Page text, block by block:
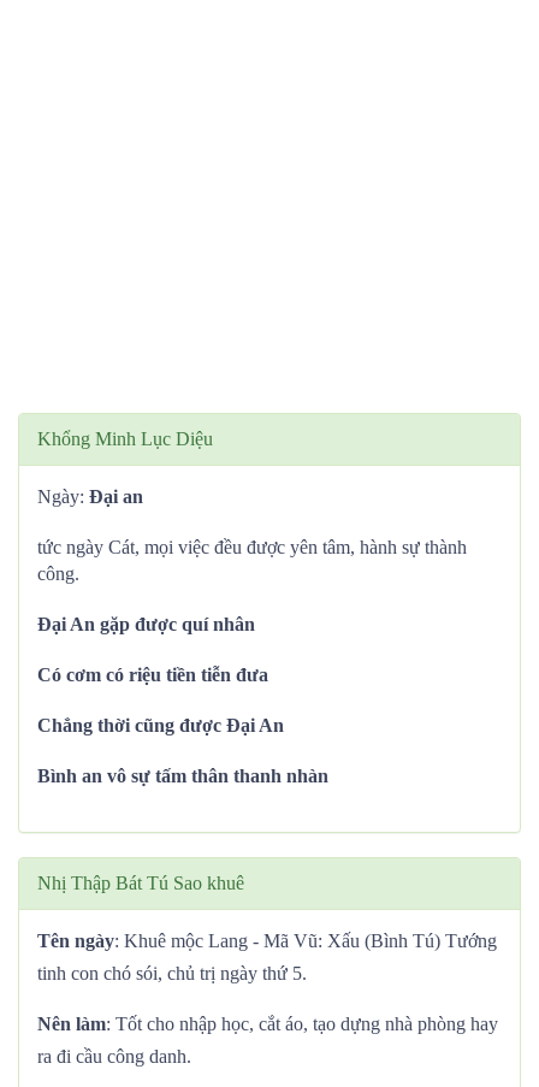
Khổng Minh Lục Diệu
Ngày: Đại an
tức ngày Cát, mọi việc đều được yên tâm, hành sự thành
công.
Đại An gặp được quí nhân
Có cơm có riệu tiền tiễn đưa
Chẳng thời cũng được Đại An
Bình an vô sự tấm thân thanh nhàn
Nhị Thập Bát Tú Sao khuê
Tên ngày: Khuê mộc Lang - Mã Vũ: Xấu (Bình Tú) Tướng
tinh con chó sói, chủ trị ngày thứ 5.
Nên làm: Tốt cho nhập học, cắt áo, tạo dựng nhà phòng hay
ra đi cầu công danh.